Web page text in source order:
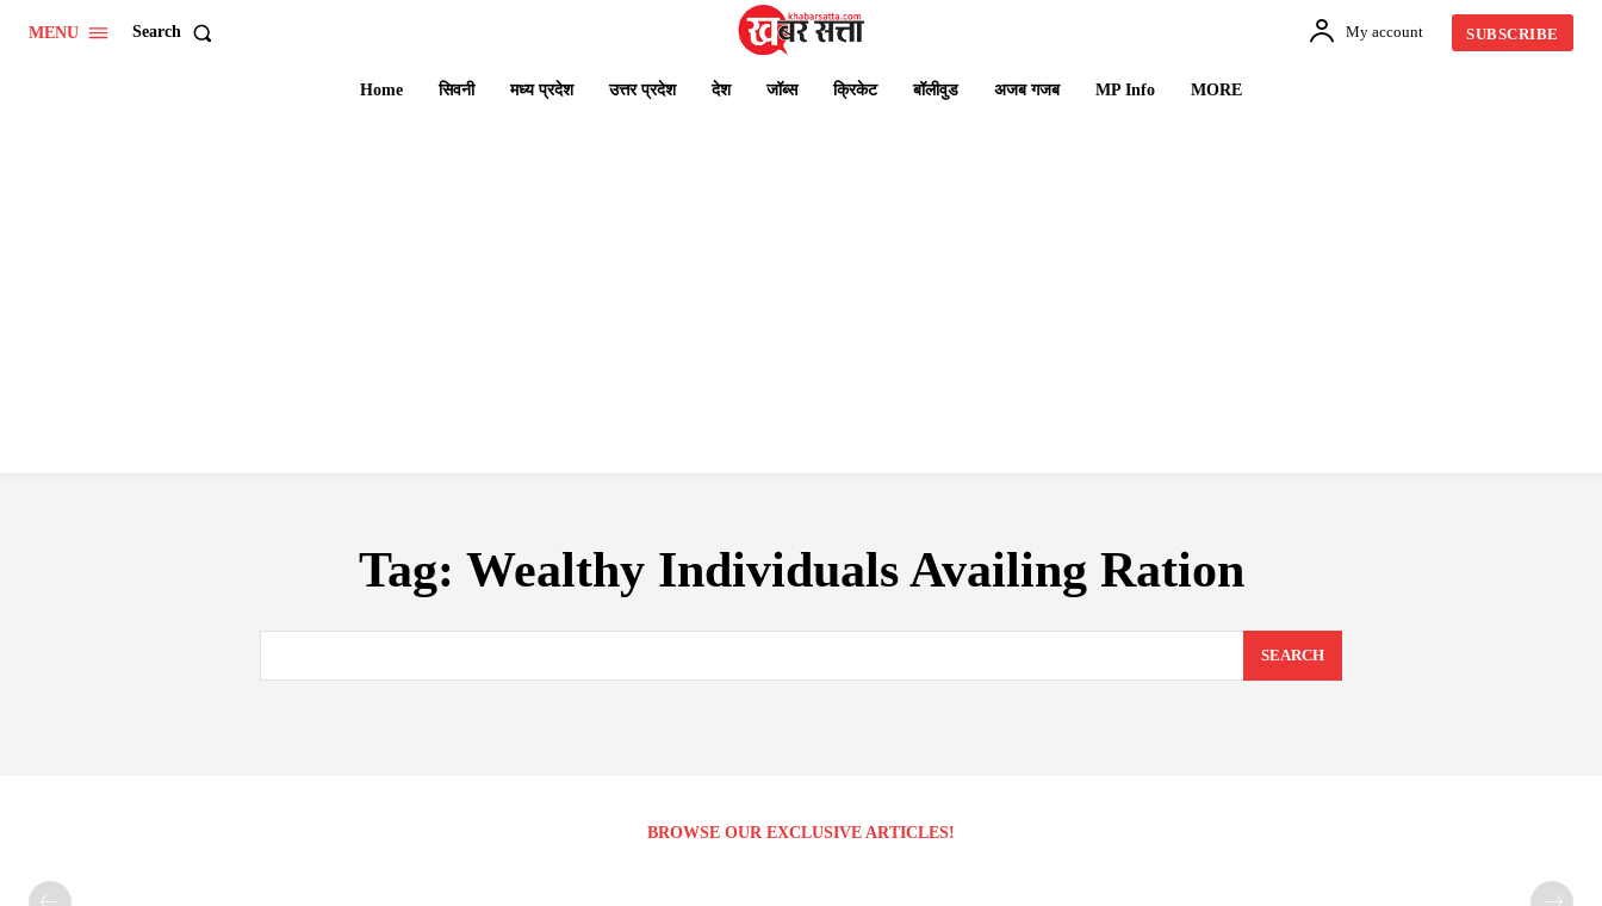
MENU Search My account SUBSCRIBE
Home सिवनी मध्य प्रदेश उत्तर प्रदेश देश जॉब्स क्रिकेट बॉलीवुड अजब गजब MP Info MORE
Tag: Wealthy Individuals Availing Ration
SEARCH
BROWSE OUR EXCLUSIVE ARTICLES!